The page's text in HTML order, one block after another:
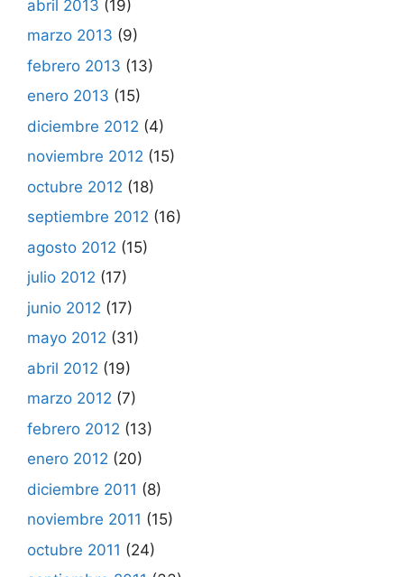
abril 2013 (19)
marzo 2013 (9)
febrero 2013 (13)
enero 2013 (15)
diciembre 2012 (4)
noviembre 2012 (15)
octubre 2012 (18)
septiembre 2012 (16)
agosto 2012 (15)
julio 2012 (17)
junio 2012 (17)
mayo 2012 (31)
abril 2012 (19)
marzo 2012 (7)
febrero 2012 (13)
enero 2012 (20)
diciembre 2011 (8)
noviembre 2011 (15)
octubre 2011 (24)